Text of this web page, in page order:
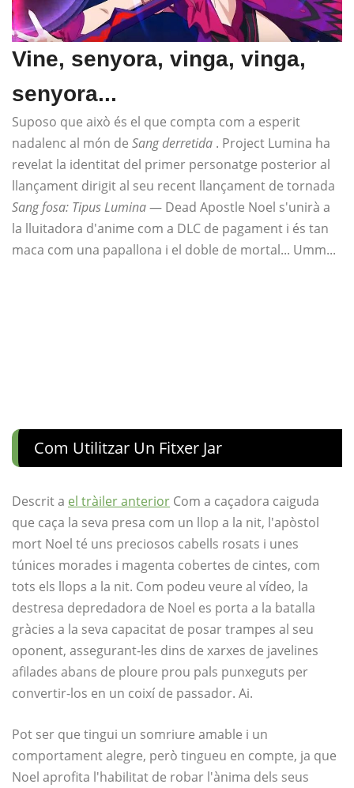
Vine, senyora, vinga, vinga,
senyora...
Suposo que això és el que compta com a esperit
nadalenc al món de Sang derretida . Project Lumina ha
revelat la identitat del primer personatge posterior al
llançament dirigit al seu recent llançament de tornada
Sang fosa: Tipus Lumina— Dead Apostle Noel s'unirà a
la lluitadora d'anime com a DLC de pagament i és tan
maca com una papallona i el doble de mortal... Umm...
Com Utilitzar Un Fitxer Jar
Descrit a el tràiler anterior Com a caçadora caiguda
que caça la seva presa com un llop a la nit, l'apòstol
mort Noel té uns preciosos cabells rosats i unes
túnices morades i magenta cobertes de cintes, com
tots els llops a la nit. Com podeu veure al vídeo, la
destresa depredadora de Noel es porta a la batalla
gràcies a la seva capacitat de posar trampes al seu
oponent, assegurant-les dins de xarxes de javelines
afilades abans de ploure prou pals punxeguts per
convertir-los en un coixí de passador. Ai.
Pot ser que tingui un somriure amable i un
comportament alegre, però tingueu en compte, ja que
Noel aprofita l'habilitat de robar l'ànima dels seus